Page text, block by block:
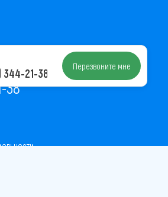
7, оф. 41
38
344-21-38 Перезвоните мне